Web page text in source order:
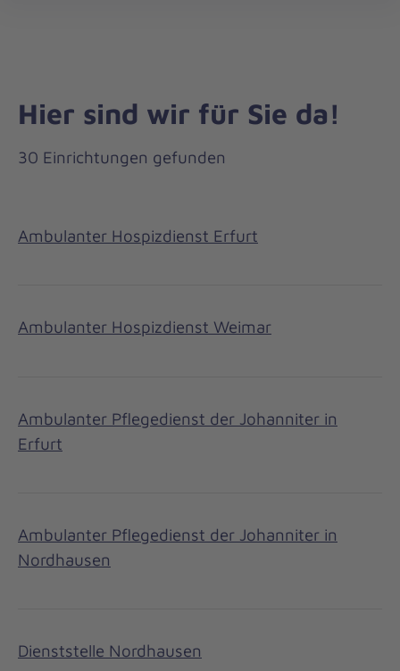
Hier sind wir für Sie da!
30 Einrichtungen gefunden
Ambulanter Hospizdienst Erfurt
Ambulanter Hospizdienst Weimar
Ambulanter Pflegedienst der Johanniter in
Erfurt
Ambulanter Pflegedienst der Johanniter in
Nordhausen
Dienststelle Nordhausen